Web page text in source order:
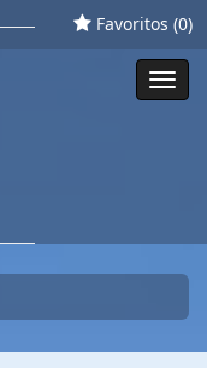
Favoritos (0)